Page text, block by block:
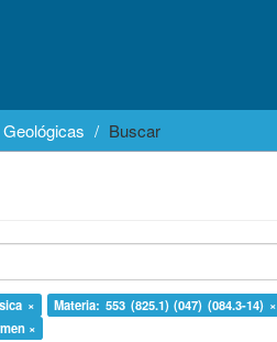
Buscar
× Materia: 553 (825.1) (047) (084.3-14) ×
×